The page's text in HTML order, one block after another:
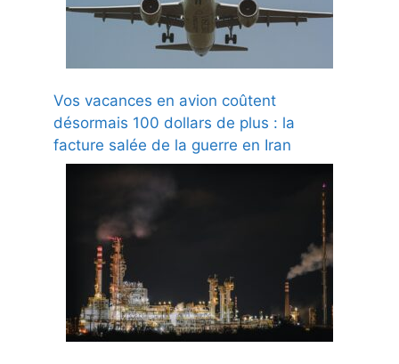
Vos vacances en avion coûtent
désormais 100 dollars de plus : la
facture salée de la guerre en Iran